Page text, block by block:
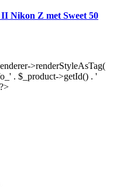
Nikon Z met Sweet 50
>renderStyleAsTag(
. $_product->getId() . '